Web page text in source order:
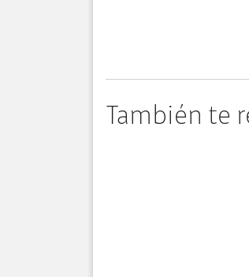
También te